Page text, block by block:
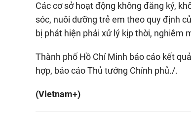
Các cơ sở hoạt động không đăng ký,
sóc, nuôi dưỡng trẻ em theo quy định
bị phát hiện phải xử lý kịp thời, nghiêm
Thành phố Hồ Chí Minh báo cáo kết
hợp, báo cáo Thủ tướng Chính phủ./.
(Vietnam+)